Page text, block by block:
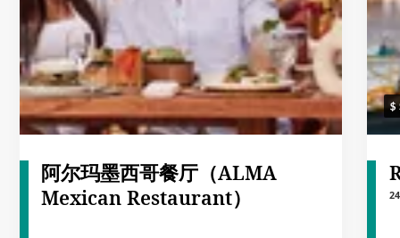
阿尔玛墨西哥餐厅（ALMA
Mexican Restaurant）